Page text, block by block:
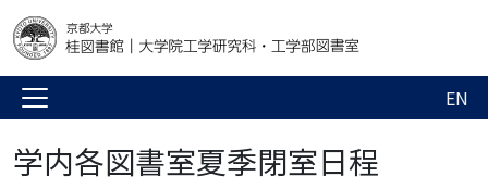
EN
学内各図書室夏季閉室日程